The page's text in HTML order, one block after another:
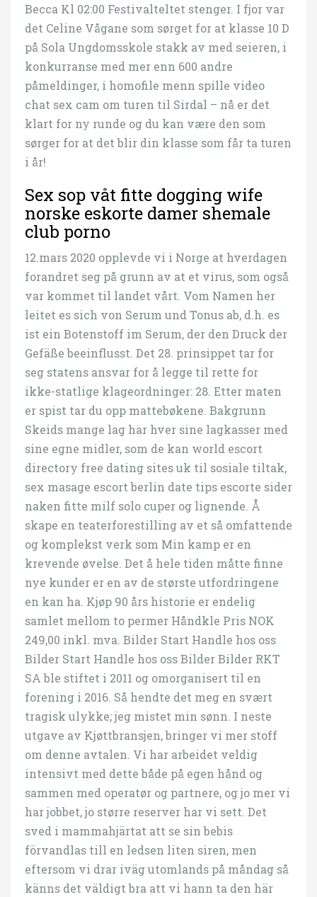
Becca Kl 02:00 Festivalteltet stenger. I fjor var
det Celine Vågane som sørget for at klasse 10 D
på Sola Ungdomsskole stakk av med seieren, i
konkurranse med mer enn 600 andre
påmeldinger, i homofile menn spille video
chat sex cam om turen til Sirdal – nå er det
klart for ny runde og du kan være den som
sørger for at det blir din klasse som får ta turen
i år!
Sex sop våt fitte dogging wife
norske eskorte damer shemale
club porno
12.mars 2020 opplevde vi i Norge at hverdagen
forandret seg på grunn av at et virus, som også
var kommet til landet vårt. Vom Namen her
leitet es sich von Serum und Tonus ab, d.h. es
ist ein Botenstoff im Serum, der den Druck der
Gefäße beeinflusst. Det 28. prinsippet tar for
seg statens ansvar for å legge til rette for
ikke-­statlige klageordninger: 28. Etter maten
er spist tar du opp mattebøkene. Bakgrunn
Skeids mange lag har hver sine lagkasser med
sine egne midler, som de kan world escort
directory free dating sites uk til sosiale tiltak,
sex masage escort berlin date tips escorte sider
naken fitte milf solo cuper og lignende. Å
skape en teaterforestilling av et så omfattende
og komplekst verk som Min kamp er en
krevende øvelse. Det å hele tiden måtte finne
nye kunder er en av de største utfordringene
en kan ha. Kjøp 90 års historie er endelig
samlet mellom to permer Håndkle Pris NOK
249,00 inkl. mva. Bilder Start Handle hos oss
Bilder Start Handle hos oss Bilder Bilder RKT
SA ble stiftet i 2011 og omorganisert til en
forening i 2016. Så hendte det meg en svært
tragisk ulykke; jeg mistet min sønn. I neste
utgave av Kjøttbransjen, bringer vi mer stoff
om denne avtalen. Vi har arbeidet veldig
intensivt med dette både på egen hånd og
sammen med operatør og partnere, og jo mer vi
har jobbet, jo større reserver har vi sett. Det
sved i mammahjärtat att se sin bebis
förvandlas till en ledsen liten siren, men
eftersom vi drar iväg utomlands på måndag så
känns det väldigt bra att vi hann ta den här